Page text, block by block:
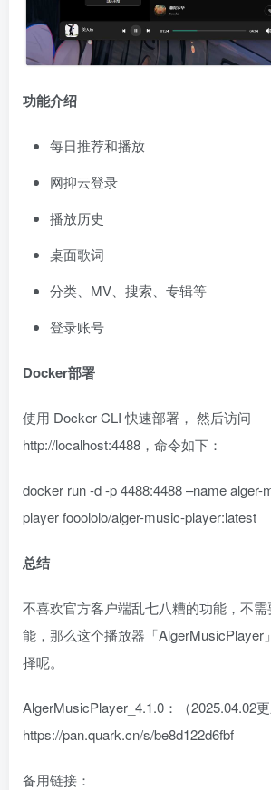
功能介绍
每日推荐和播放
网抑云登录
播放历史
桌面歌词
分类、MV、搜索、专辑等
登录账号
Docker部署
使用 Docker CLI 快速部署， 然后访问
http://localhost:4488，命令如下：
docker run -d -p 4488:4488 –name alger-
player fooololo/alger-music-player:latest
总结
不喜欢官方客户端乱七八糟的功能，不
能，那么这个播放器「AlgerMusicPlayer
择呢。
AlgerMusicPlayer_4.1.0：（2025.04.02更
https://pan.quark.cn/s/be8d122d6fbf
备用链接：